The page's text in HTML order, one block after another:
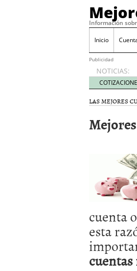
Información
Inicio
Publicidad
NOTICIAS:
LAS MEJORES
cuenta
esta